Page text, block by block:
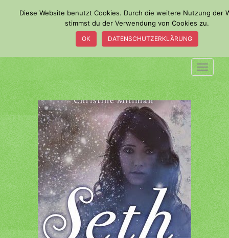
a
i
n
c
o
n
t
e
n
t
Diese Website benutzt Cookies. Durch die weitere Nutzung der
stimmst du der Verwendung von Cookies zu.
OK DATENSCHUTZERKLÄRUNG